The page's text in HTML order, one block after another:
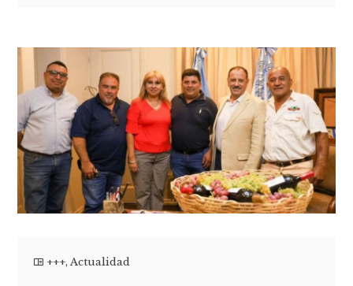
+++,Actualidad